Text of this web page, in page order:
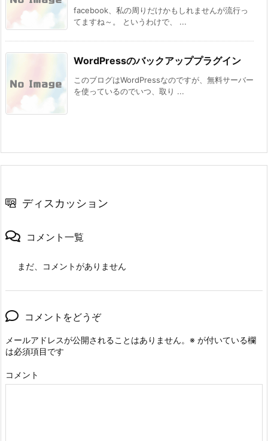
facebook、私の周りだけかもしれませんが流行っ
てますね～。 というわけで、 ...
WordPressのバックアッププラグイン
このブログはWordPressなのですが、無料サーバー
を使っているのでいつ、取り ...
ディスカッション
コメント一覧
まだ、コメントがありません
コメントをどうぞ
メールアドレスが公開されることはありません。 ※ が付いている欄
は必須項目です
コメント